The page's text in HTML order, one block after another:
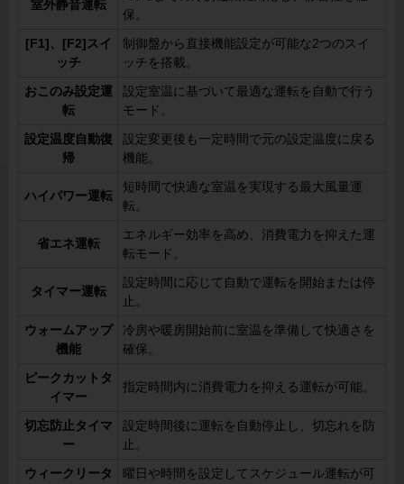
室外静音運転
保。
[F1]、[F2]スイ
ッチ
制御盤から直接機能設定が可能な2つのスイ
ッチを搭載。
おこのみ設定運
転
設定室温に基づいて最適な運転を自動で行う
モード。
設定温度自動復
帰
設定変更後も一定時間で元の設定温度に戻る
機能。
ハイパワー運転
短時間で快適な室温を実現する最大風量運
転。
省エネ運転
エネルギー効率を高め、消費電力を抑えた運
転モード。
タイマー運転
設定時間に応じて自動で運転を開始または停
止。
ウォームアップ
機能
冷房や暖房開始前に室温を準備して快適さを
確保。
ピークカットタ
イマー
指定時間内に消費電力を抑える運転が可能。
切忘防止タイマ
ー
設定時間後に運転を自動停止し、切忘れを防
止。
ウィークリータ
曜日や時間を設定してスケジュール運転が可